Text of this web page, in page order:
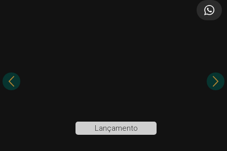
Lançamento